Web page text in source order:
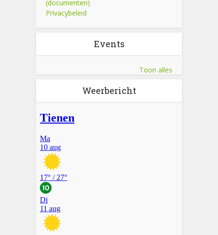
(documenten)
Privacybeleid
Events
Toon alles
Weerbericht